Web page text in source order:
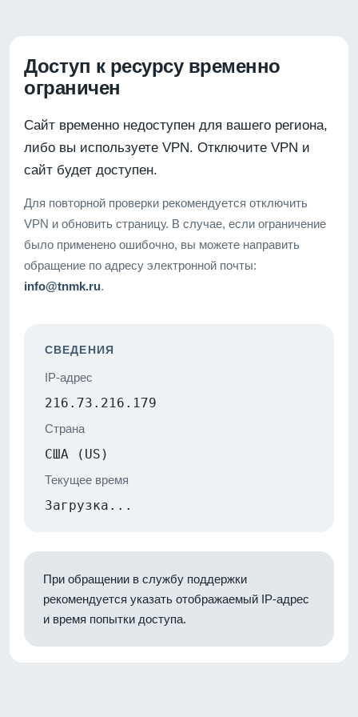
Доступ к ресурсу временно
ограничен
Сайт временно недоступен для вашего региона,
либо вы используете VPN. Отключите VPN и
сайт будет доступен.
Для повторной проверки рекомендуется отключить
VPN и обновить страницу. В случае, если ограничение
было применено ошибочно, вы можете направить
обращение по адресу электронной почты:
info@tnmk.ru.
СВЕДЕНИЯ
IP-адрес
216.73.216.179
Страна
США (US)
Текущее время
Загрузка...
При обращении в службу поддержки
рекомендуется указать отображаемый IP-адрес
и время попытки доступа.